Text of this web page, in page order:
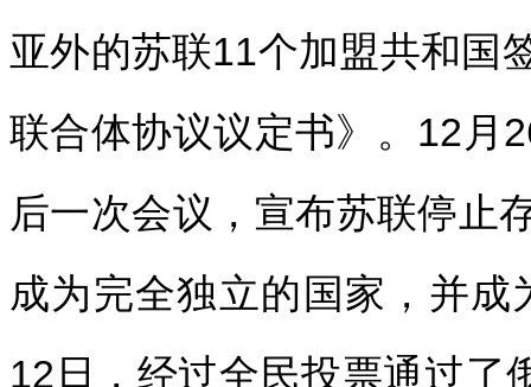
亚外的苏联11个加盟共和国
联合体协议议定书》。12月
后一次会议，宣布苏联停止
成为完全独立的国家，并
12日，经过全民投票通过了